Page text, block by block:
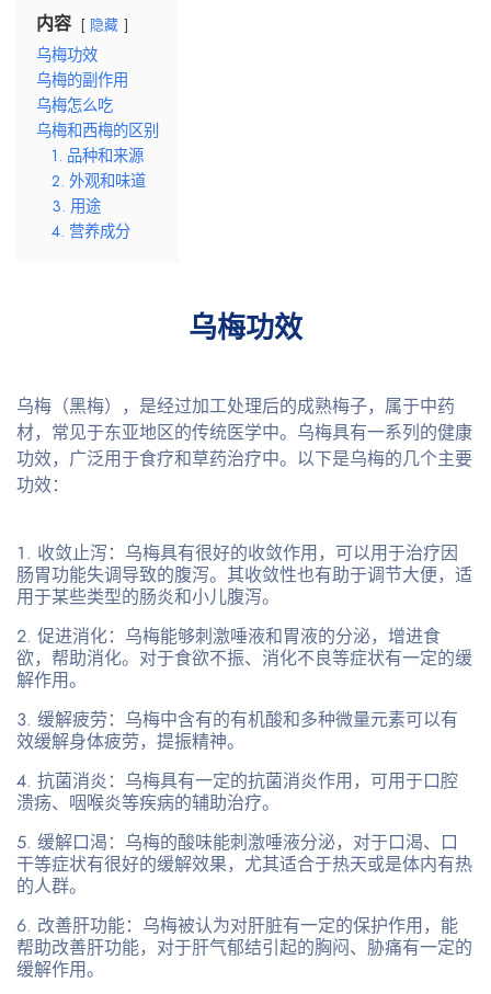
内容 隐藏
乌梅功效
乌梅的副作用
乌梅怎么吃
乌梅和西梅的区别
1. 品种和来源
2. 外观和味道
3. 用途
4. 营养成分
乌梅功效
乌梅（黑梅），是经过加工处理后的成熟梅子，属于中药
材，常见于东亚地区的传统医学中。乌梅具有一系列的健康
功效，广泛用于食疗和草药治疗中。以下是乌梅的几个主要
功效：
收敛止泻：乌梅具有很好的收敛作用，可以用于治疗因
肠胃功能失调导致的腹泻。其收敛性也有助于调节大便，适
用于某些类型的肠炎和小儿腹泻。
促进消化：乌梅能够刺激唾液和胃液的分泌，增进食
欲，帮助消化。对于食欲不振、消化不良等症状有一定的缓
解作用。
缓解疲劳：乌梅中含有的有机酸和多种微量元素可以有
效缓解身体疲劳，提振精神。
抗菌消炎：乌梅具有一定的抗菌消炎作用，可用于口腔
溃疡、咽喉炎等疾病的辅助治疗。
缓解口渴：乌梅的酸味能刺激唾液分泌，对于口渴、口
干等症状有很好的缓解效果，尤其适合于热天或是体内有热
的人群。
改善肝功能：乌梅被认为对肝脏有一定的保护作用，能
帮助改善肝功能，对于肝气郁结引起的胸闷、胁痛有一定的
缓解作用。